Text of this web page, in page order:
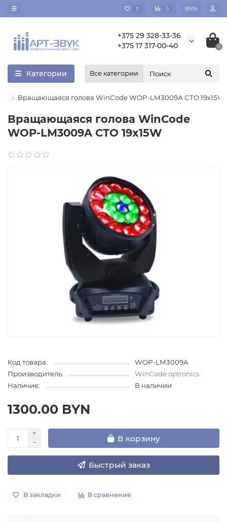
0 0 BYN
+375 29 328-33-36
+375 17 317-00-40
0
Категории Все категории
Вращающаяся голова WinCode WOP-LM3009A CTO 19x15W
Вращающаяся голова WinCode
WOP-LM3009A CTO 19x15W
Код товара:
WOP-LM3009A
Производитель:
WinCode optronics
Наличие:
В наличии
1300.00 BYN
В корзину
Быстрый заказ
В закладки В сравнение